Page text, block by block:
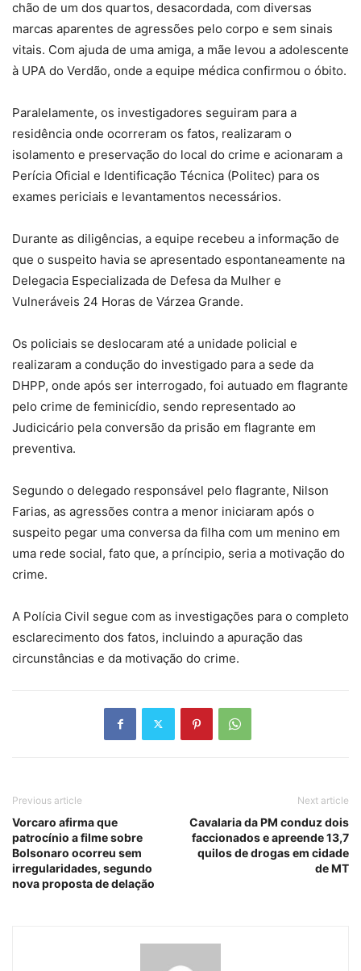
chão de um dos quartos, desacordada, com diversas
marcas aparentes de agressões pelo corpo e sem sinais
vitais. Com ajuda de uma amiga, a mãe levou a adolescente
à UPA do Verdão, onde a equipe médica confirmou o óbito.
Paralelamente, os investigadores seguiram para a
residência onde ocorreram os fatos, realizaram o
isolamento e preservação do local do crime e acionaram a
Perícia Oficial e Identificação Técnica (Politec) para os
exames periciais e levantamentos necessários.
Durante as diligências, a equipe recebeu a informação de
que o suspeito havia se apresentado espontaneamente na
Delegacia Especializada de Defesa da Mulher e
Vulneráveis 24 Horas de Várzea Grande.
Os policiais se deslocaram até a unidade policial e
realizaram a condução do investigado para a sede da
DHPP, onde após ser interrogado, foi autuado em flagrante
pelo crime de feminicídio, sendo representado ao
Judicicário pela conversão da prisão em flagrante em
preventiva.
Segundo o delegado responsável pelo flagrante, Nilson
Farias, as agressões contra a menor iniciaram após o
suspeito pegar uma conversa da filha com um menino em
uma rede social, fato que, a príncipio, seria a motivação do
crime.
A Polícia Civil segue com as investigações para o completo
esclarecimento dos fatos, incluindo a apuração das
circunstâncias e da motivação do crime.
Previous article
Vorcaro afirma que
patrocínio a filme sobre
Bolsonaro ocorreu sem
irregularidades, segundo
nova proposta de delação
Next article
Cavalaria da PM conduz dois
faccionados e apreende 13,7
quilos de drogas em cidade
de MT